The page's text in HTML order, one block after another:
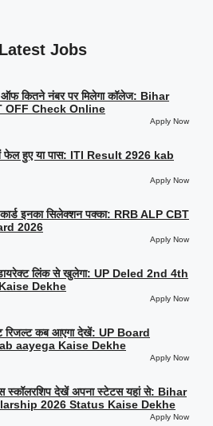
Latest Jobs
कितने नंबर पर मिलेगा कॉलेज: Bihar
OFF Check Online
Apply Now
फेल हुए या पास: ITI Result 2926 kab
Apply Now
इनका सिलेक्शन पक्का: RRB ALP CBT
2026
Apply Now
लिंक से खुलेगा: UP Deled 2nd 4th
Dekhe
Apply Now
रिजल्ट कब आएगा देखें: UP Board
aayega Kaise Dekhe
Apply Now
स्कॉलरशिप देखें अपना स्टेटस यहां से: Bihar
2026 Status Kaise Dekhe
Apply Now